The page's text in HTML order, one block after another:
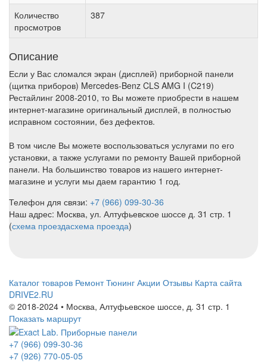
Количество
просмотров
387
Описание
Если у Вас сломался экран (дисплей) приборной панели
(щитка приборов) Mercedes-Benz CLS AMG I (C219)
Рестайлинг 2008-2010, то Вы можете приобрести в нашем
интернет-магазине оригинальный дисплей, в полностью
исправном состоянии, без дефектов.
В том числе Вы можете воспользоваться услугами по его
установки, а также услугами по ремонту Вашей приборной
панели. На большинство товаров из нашего интернет-
магазине и услуги мы даем гарантию 1 год.
Телефон для связи: +7 (966) 099-30-36
Наш адрес: Москва, ул. Алтуфьевское шоссе д. 31 стр. 1
(схема проездасхема проезда)
Каталог товаров Ремонт Тюнинг Акции Отзывы Карта сайта
DRIVE2.RU
© 2018-2024 • Москва, Алтуфьевское шоссе, д. 31 стр. 1
Показать маршрут
+7 (966) 099-30-36
+7 (926) 770-05-05